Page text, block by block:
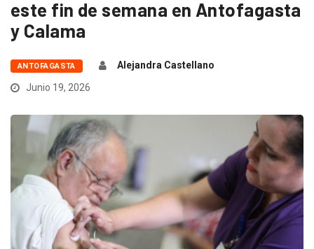
este fin de semana en Antofagasta
y Calama
ANTOFAGASTA
Alejandra Castellano
Junio 19, 2026